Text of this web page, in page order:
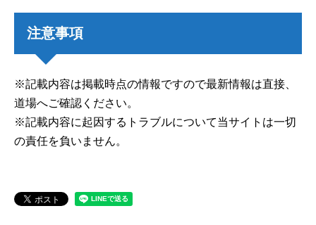
注意事項
※記載内容は掲載時点の情報ですので最新情報は直接、
道場へご確認ください。
※記載内容に起因するトラブルについて当サイトは一切
の責任を負いません。